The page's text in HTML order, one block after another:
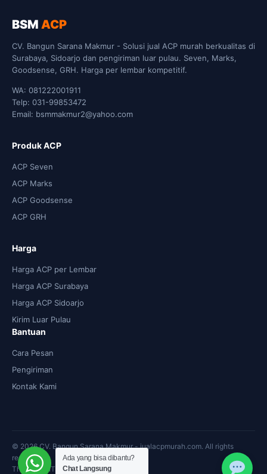
BSM ACP
CV. Bangun Sarana Makmur - Solusi jual ACP murah berkualitas di
Surabaya, Sidoarjo dan pengiriman luar pulau. Seven, Marks,
Goodsense, GRH. Harga per lembar kompetitif.
WA: 081222001911
Telp: 031-99853472
Email: bsmmakmur2@yahoo.com
Produk ACP
ACP Seven
ACP Marks
ACP Goodsense
ACP GRH
Harga
Harga ACP per Lembar
Harga ACP Surabaya
Harga ACP Sidoarjo
Kirim Luar Pulau
Bantuan
Cara Pesan
Pengiriman
Kontak Kami
© 2026 CV. Bangun Sarana Makmur - jualacpmurah.com. All rights
reserved.
Theme: by IT Support
Ada yang bisa dibantu?
Chat Langsung